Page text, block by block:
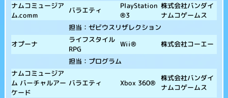
ナムコミュージア
ム.comm
バラエティ PlayStation
®3
株式会社バンダイ
ナムコゲームス
担当：ゼビウスリザレクション
オプーナ ライフスタイル
RPG
Wii® 株式会社コーエー
担当：プログラム
ナムコミュージア
ム バーチャルアー
ケード
バラエティ Xbox 360®
株式会社バンダイ
ナムコゲームス